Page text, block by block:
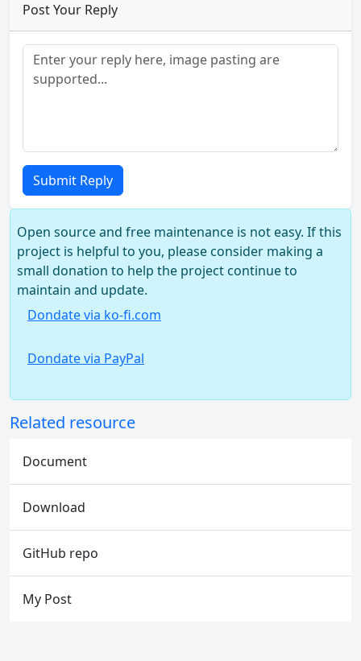
Post Your Reply
Submit Reply
Open source and free maintenance is not easy. If this
project is helpful to you, please consider making a
small donation to help the project continue to
maintain and update.
Dondate via ko-fi.com
Dondate via PayPal
Related resource
Document
Download
GitHub repo
My Post